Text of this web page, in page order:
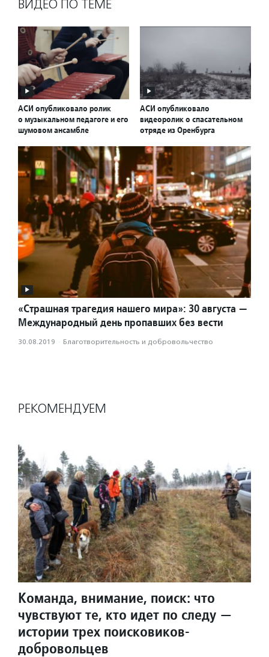
ВИДЕО ПО ТЕМЕ
АСИ опубликовало ролик
о музыкальном педагоге и его
шумовом ансамбле
АСИ опубликовало
видеоролик о спасательном
отряде из Оренбурга
«Страшная трагедия нашего мира»: 30 августа —
Международный день пропавших без вести
30.08.2019 · Благотвори­тель­ность и доброволь­чест­во
РЕКОМЕНДУЕМ
Команда, внимание, поиск: что
чувствуют те, кто идет по следу —
истории трех поисковиков-
добровольцев